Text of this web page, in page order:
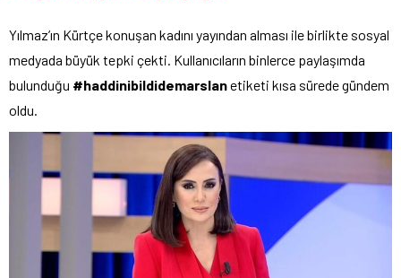
Yılmaz’ın Kürtçe konuşan kadını yayından alması ile birlikte sosyal
medyada büyük tepki çekti. Kullanıcıların binlerce paylaşımda
bulunduğu #haddinibildidemarslanetiketi kısa sürede gündem
oldu.